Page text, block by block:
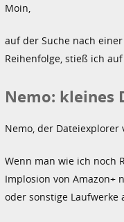
Moin,
auf der Suche nach
Reihenfolge, stieß ich
Nemo: kleines
Nemo, der Dateiexplorer
Wenn man wie ich noch
Implosion von Amazon+
oder sonstige